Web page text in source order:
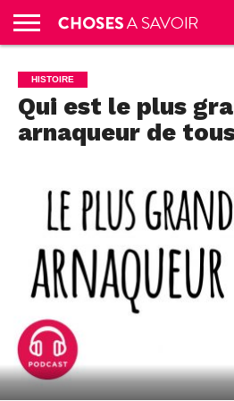
CULTURE
G.
SCIENCES
SANTÉ
HISTOIRE
ÉCONOMIE
INCROYABLE
!
TECH
AUTRES
S’ABONNER
AUX
PODCASTS
CONTACT
A
PROPOS
HISTOIRE
Qui est le plus
arnaqueur de